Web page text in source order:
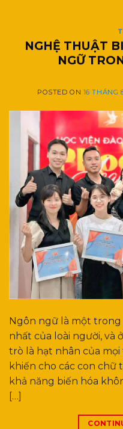
NGHỆ THUẬT
NGỮ
POSTED ON 16 THÁNG
Ngôn ngữ là một
nhất của loài người, và
trò là hạt nhân của
khiến cho các con chữ
khả năng biến hóa
[…]